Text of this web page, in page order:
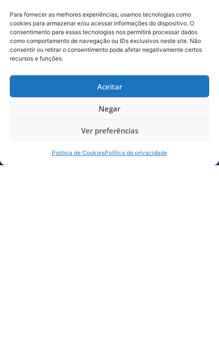
Para fornecer as melhores experiências, usamos tecnologias como
cookies para armazenar e/ou acessar informações do dispositivo. O
consentimento para essas tecnologias nos permitirá processar dados
como comportamento de navegação ou IDs exclusivos neste site. Não
consentir ou retirar o consentimento pode afetar negativamente certos
recursos e funções.
Aceitar
Negar
Ver preferências
Politica de CookiesPolítica de privacidade
Saiba como comprar:
• Sócios do Avaí podem realizar a compra via
secretaria virtual no site
www.sempreavai.com.br com o seu login.
• Não sócios acessam o site
Além disso, o torcedor irá receber uma foto do
seu boneco posicionado nas arquibancadas
momentos antes do jogo para postar nas Redes